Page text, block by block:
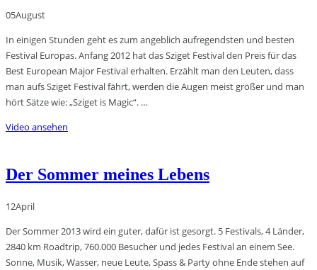
05August
In einigen Stunden geht es zum angeblich aufregendsten und besten
Festival Europas. Anfang 2012 hat das Sziget Festival den Preis für das
Best European Major Festival erhalten. Erzählt man den Leuten, dass
man aufs Sziget Festival fährt, werden die Augen meist größer und man
hört Sätze wie: „Sziget is Magic“. …
Video ansehen
Der Sommer meines Lebens
12April
Der Sommer 2013 wird ein guter, dafür ist gesorgt. 5 Festivals, 4 Länder,
2840 km Roadtrip, 760.000 Besucher und jedes Festival an einem See.
Sonne, Musik, Wasser, neue Leute, Spass & Party ohne Ende stehen auf